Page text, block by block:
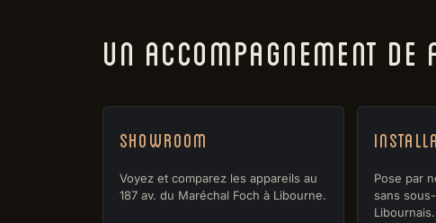
UN ACCOMPAGNEMENT
Showroom
Voyez et comparez les appareils au
187 av. du Maréchal Foch à Libourne.
Pose par
sans
Libournais.